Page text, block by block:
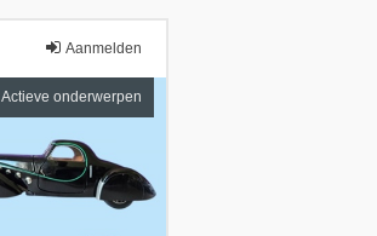
Aanmelden
Actieve onderwerpen